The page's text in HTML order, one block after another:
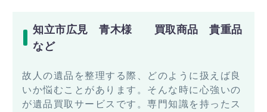
知立市広見 青木様 買取商品 貴重品
など
故人の遺品を整理する際、どのように扱えば良
いか悩むことがあります。そんな時に心強いの
が遺品買取サービスです。専門知識を持ったス